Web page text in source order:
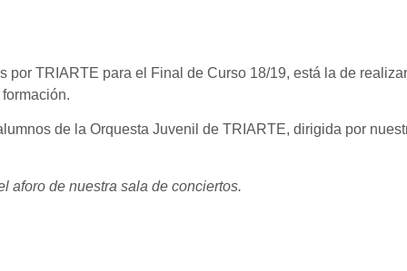
por TRIARTE para el Final de Curso 18/19, está la de
de la Orquesta Juvenil de TRIARTE, dirigida por
aforo de nuestra sala de conciertos.